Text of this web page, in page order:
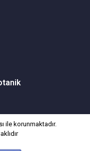
ile korunmaktadır.